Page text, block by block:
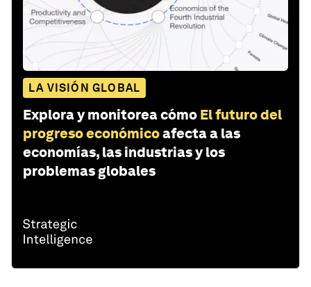
LA VISIÓN GLOBAL
Explora y monitorea cómo El futuro del
progreso económicoafecta a las
economías, las industrias y los
problemas globales